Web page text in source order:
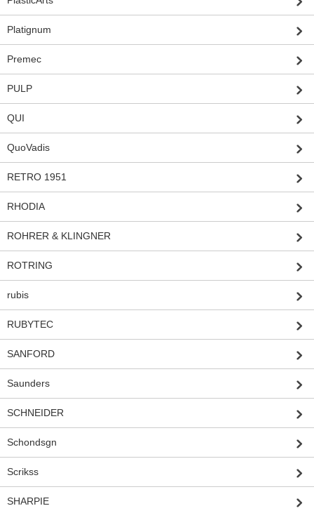
Platignum
Premec
PULP
QUI
QuoVadis
RETRO 1951
RHODIA
ROHRER & KLINGNER
ROTRING
rubis
RUBYTEC
SANFORD
Saunders
SCHNEIDER
Schondsgn
Scrikss
SHARPIE